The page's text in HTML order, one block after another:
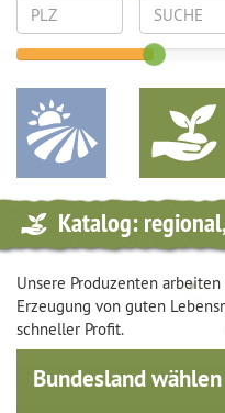
Katalog:
Unsere Produzenten
Erzeugung von guten
schneller Profit.
Bundesland wählen